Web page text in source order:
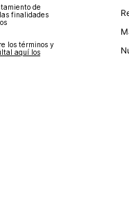
de
finalidades
los términos y
aquí los